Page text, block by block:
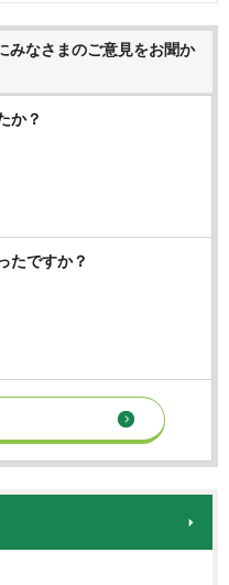
みなさまのご意見をお聞か
か？
たですか？